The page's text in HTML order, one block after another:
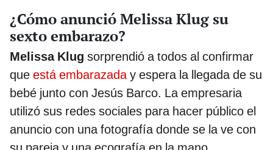
¿Cómo anunció Melissa Klug su
sexto embarazo?
Melissa Klug sorprendió a todos al confirmar
que está embarazaday espera la llegada de su
bebé junto con Jesús Barco. La empresaria
utilizó sus redes sociales para hacer público el
anuncio con una fotografía donde se la ve con